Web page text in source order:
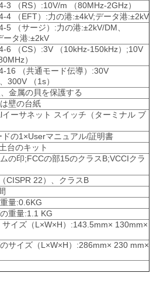
3 （RS）:10V/m （80MHz-2GHz）
4 （EFT）:力の港:±4kV;データ港:±2kV
5 （サージ）:力の港:±2kV/DM、
ータ港:±2kV
6 （CS）:3V （10kHz-150kHz）;10V
）
16 （共通モード伝導）:30V
300V （1s）
金属の貝を保護する
壁の台紙
ーサネット スイッチ（ターミナル ブ
ドの1×Userマニュアル/証明書
台のキット
の印;FCCの部15のクラスB;VCCIクラ
CISPR 22）、クラスB
量:0.6KG
重量:1.1 KG
サイズ（L×W×H）:143.5mm× 130mm×
サイズ（L×W×H）:286mm× 230 mm×